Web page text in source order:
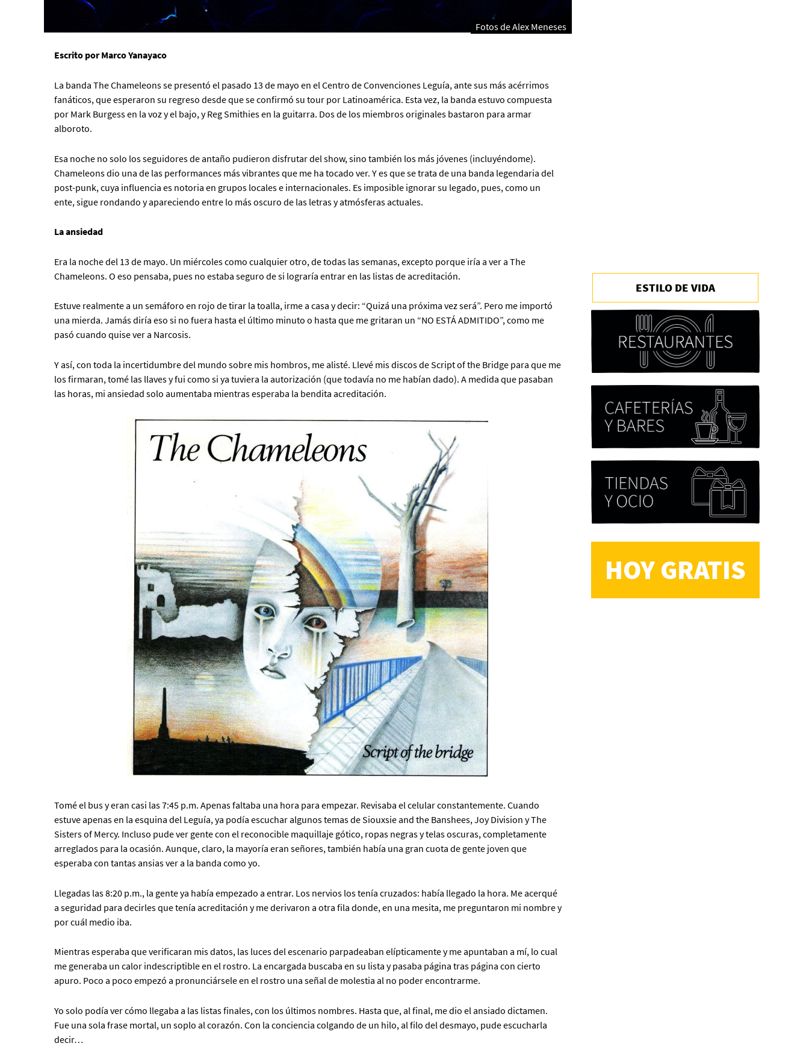
Fotos de Alex Meneses
Escrito por Marco Yanayaco
La banda The Chameleons se presentó el pasado 13 de mayo en el Centro de Convenciones Leguía, ante sus más acérrimos
fanáticos, que esperaron su regreso desde que se confirmó su tour por Latinoamérica. Esta vez, la banda estuvo compuesta
por Mark Burgess en la voz y el bajo, y Reg Smithies en la guitarra. Dos de los miembros originales bastaron para armar
alboroto.
Esa noche no solo los seguidores de antaño pudieron disfrutar del show, sino también los más jóvenes (incluyéndome).
Chameleons dio una de las performances más vibrantes que me ha tocado ver. Y es que se trata de una banda legendaria del
post-punk, cuya influencia es notoria en grupos locales e internacionales. Es imposible ignorar su legado, pues, como un
ente, sigue rondando y apareciendo entre lo más oscuro de las letras y atmósferas actuales.
La ansiedad
Era la noche del 13 de mayo. Un miércoles como cualquier otro, de todas las semanas, excepto porque iría a ver a The
Chameleons. O eso pensaba, pues no estaba seguro de si lograría entrar en las listas de acreditación.
Estuve realmente a un semáforo en rojo de tirar la toalla, irme a casa y decir: “Quizá una próxima vez será”. Pero me importó
una mierda. Jamás diría eso si no fuera hasta el último minuto o hasta que me gritaran un “NO ESTÁ ADMITIDO”, como me
pasó cuando quise ver a Narcosis.
Y así, con toda la incertidumbre del mundo sobre mis hombros, me alisté. Llevé mis discos de Script of the Bridge para que me
los firmaran, tomé las llaves y fui como si ya tuviera la autorización (que todavía no me habían dado). A medida que pasaban
las horas, mi ansiedad solo aumentaba mientras esperaba la bendita acreditación.
Tomé el bus y eran casi las 7:45 p.m. Apenas faltaba una hora para empezar. Revisaba el celular constantemente. Cuando
estuve apenas en la esquina del Leguía, ya podía escuchar algunos temas de Siouxsie and the Banshees, Joy Division y The
Sisters of Mercy. Incluso pude ver gente con el reconocible maquillaje gótico, ropas negras y telas oscuras, completamente
arreglados para la ocasión. Aunque, claro, la mayoría eran señores, también había una gran cuota de gente joven que
esperaba con tantas ansias ver a la banda como yo.
Llegadas las 8:20 p.m., la gente ya había empezado a entrar. Los nervios los tenía cruzados: había llegado la hora. Me acerqué
a seguridad para decirles que tenía acreditación y me derivaron a otra fila donde, en una mesita, me preguntaron mi nombre y
por cuál medio iba.
Mientras esperaba que verificaran mis datos, las luces del escenario parpadeaban elípticamente y me apuntaban a mí, lo cual
me generaba un calor indescriptible en el rostro. La encargada buscaba en su lista y pasaba página tras página con cierto
apuro. Poco a poco empezó a pronunciársele en el rostro una señal de molestia al no poder encontrarme.
Yo solo podía ver cómo llegaba a las listas finales, con los últimos nombres. Hasta que, al final, me dio el ansiado dictamen.
Fue una sola frase mortal, un soplo al corazón. Con la conciencia colgando de un hilo, al filo del desmayo, pude escucharla
decir…
Chicas tristes de Fernanda
Tovar
Paloma Pulisci
Eva Valero Juan: "Una
mirada que construía un
universo donde lo único
importante eran los amigos
y la literatura"
Martín Carrasco
CS, de José María Salazar
ESTILO DE VIDA
HOY GRATIS